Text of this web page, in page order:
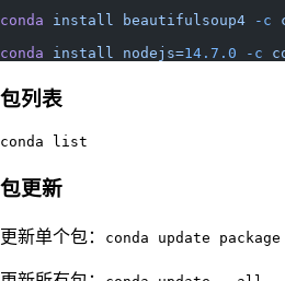
conda install beautifulsoup4 -c
conda install nodejs=14.7.0 -c
包列表
conda list
包更新
更新单个包： conda update package